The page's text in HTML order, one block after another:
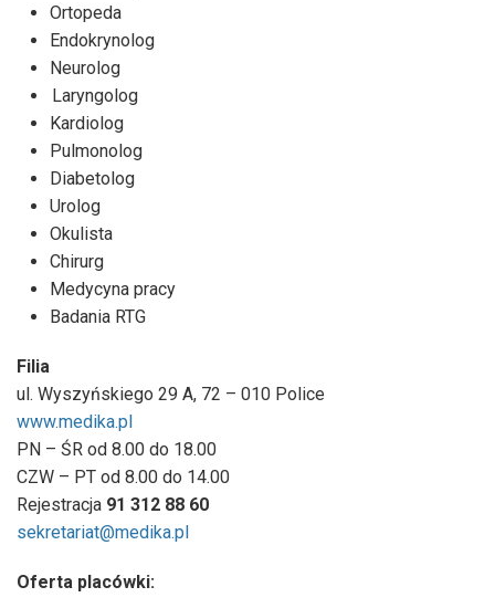
Ortopeda
Endokrynolog
Neurolog
Laryngolog
Kardiolog
Pulmonolog
Diabetolog
Urolog
Okulista
Chirurg
Medycyna pracy
Badania RTG
Filia
ul. Wyszyńskiego 29 A, 72 – 010 Police
www.medika.pl
PN – ŚR od 8.00 do 18.00
CZW – PT od 8.00 do 14.00
Rejestracja 91 312 88 60
sekretariat@medika.pl
Oferta placówki: